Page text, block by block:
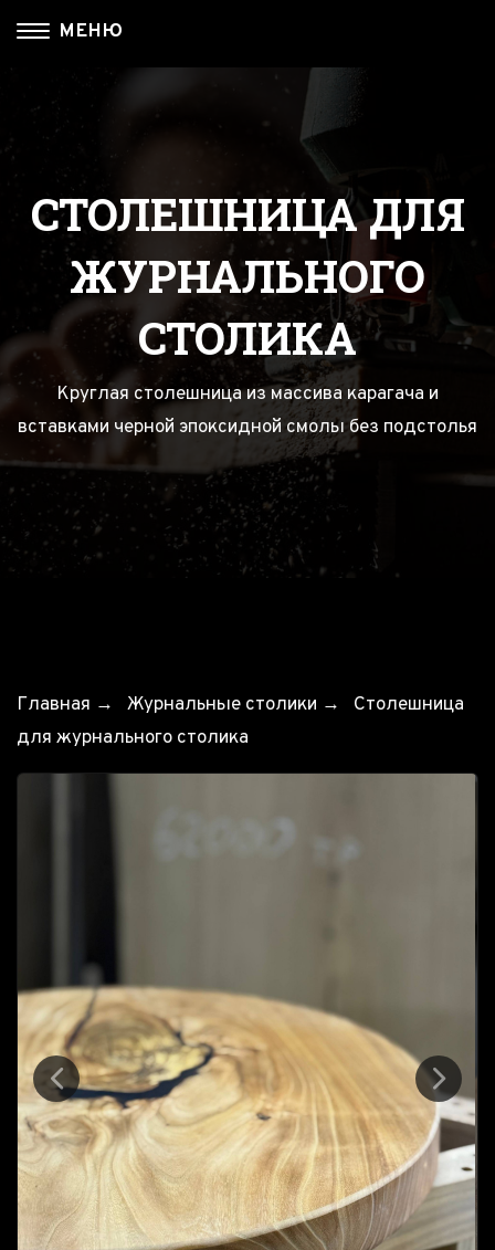
МЕНЮ
О НАС
Главная
КАТАЛОГ
Для Интерьера
Наши работы
Разделочные доски
Столы с Рекой из массива
МЫ В СОЦ. СЕТЯХ
СТОЛЕШНИЦА ДЛЯ
ЖУРНАЛЬНОГО
СТОЛИКА
Круглая столешница из массива карагача и
вставками черной эпоксидной смолы без подстолья
Главная → Журнальные столики →
Столешница
для журнального столика